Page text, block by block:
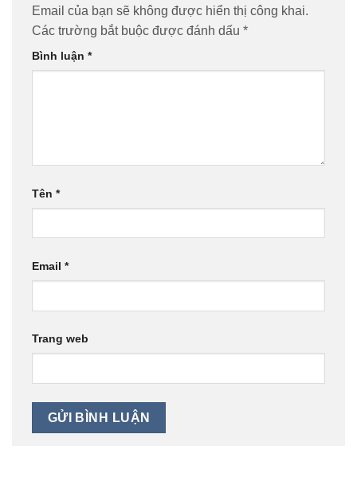
Email của bạn sẽ không được hiển thị công khai.
Các trường bắt buộc được đánh dấu *
Bình luận *
Tên *
Email *
Trang web